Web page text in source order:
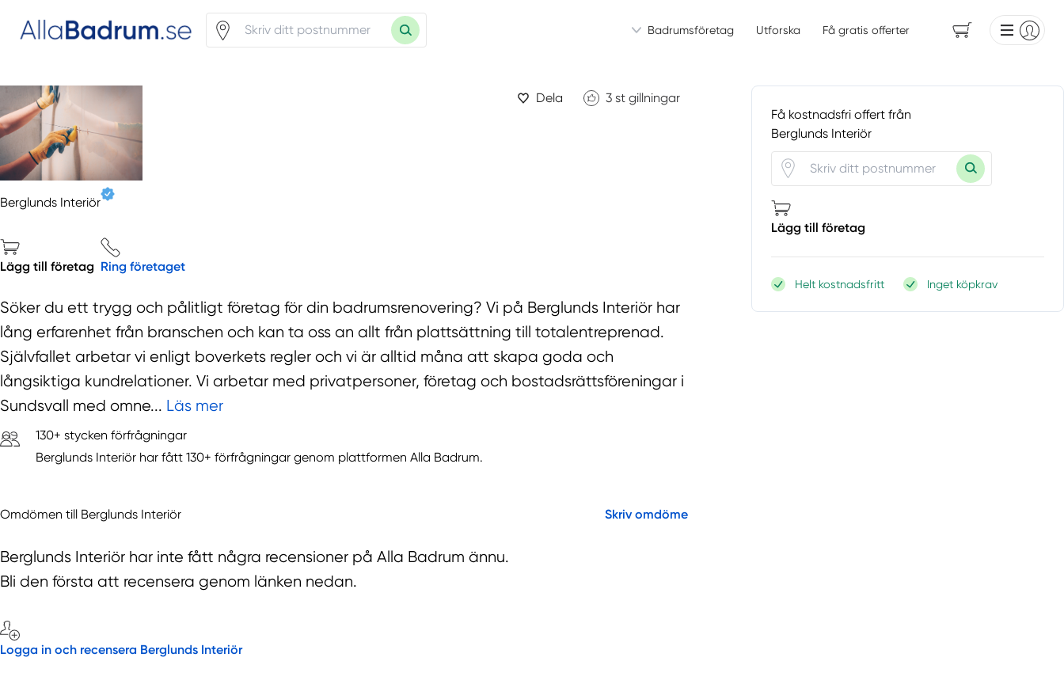
Badrumsföretag Utforska Få gratis offerter
Dela 3 st gillningar
Berglunds Interiör
Lägg till företag Ring företaget
Söker du ett trygg och pålitligt företag för din badrumsrenovering? Vi på Berglunds Interiör har
lång erfarenhet från branschen och kan ta oss an allt från plattsättning till totalentreprenad.
Självfallet arbetar vi enligt boverkets regler och vi är alltid måna att skapa goda och
långsiktiga kundrelationer. Vi arbetar med privatpersoner, företag och bostadsrättsföreningar i
Sundsvall med omne... Läs mer
130+ stycken förfrågningar
Berglunds Interiör har fått 130+ förfrågningar genom plattformen Alla Badrum.
Omdömen till Berglunds Interiör Skriv omdöme
Berglunds Interiör har inte fått några recensioner på Alla Badrum ännu.
Bli den första att recensera genom länken nedan.
Logga in och recensera Berglunds Interiör
Få kostnadsfri offert från
Berglunds Interiör
Lägg till företag
Helt kostnadsfritt Inget köpkrav